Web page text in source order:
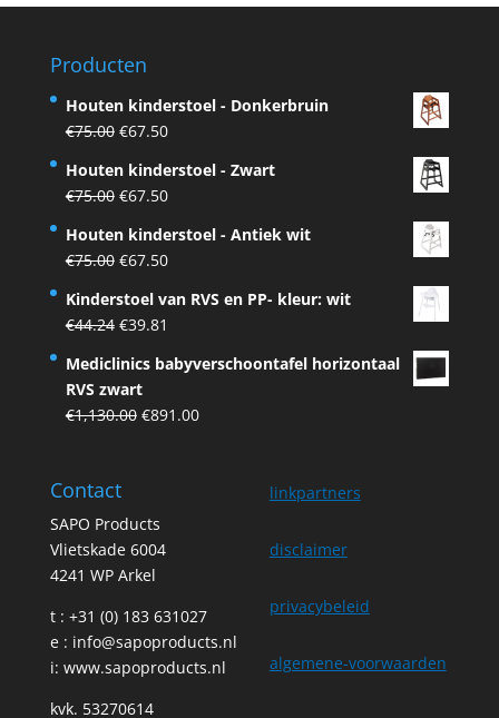
Producten
Houten kinderstoel - Donkerbruin
€75.00 Original
was:
€75.00.
€67.50Current
is:
€67.50.
Houten kinderstoel - Zwart
€75.00 Original
was:
€75.00.
€67.50Current
is:
€67.50.
Houten kinderstoel - Antiek wit
€75.00 Original
was:
€75.00.
€67.50Current
is:
Kinderstoel van RVS en PP- kleur: wit
€44.24 Original
was:
€44.24.
€39.81
is:
Mediclinics babyverschoontafel horizontaal
RVS zwart
€1,130.00 Original
€891.00Current
Contact
SAPO Products
Vlietskade 6004
4241 WP Arkel
t : +31 (0) 183 631027
e : info@sapoproducts.nl
i: www.sapoproducts.nl
kvk. 53270614
linkpartners
disclaimer
privacybeleid
algemene-voorwaarden